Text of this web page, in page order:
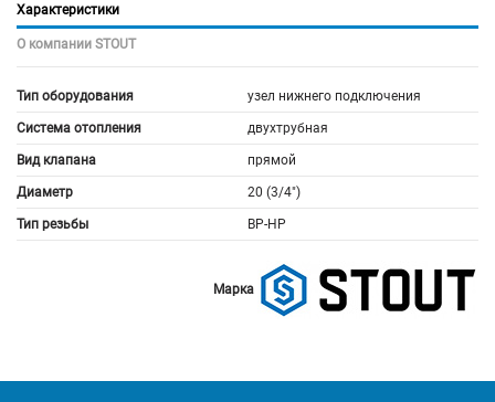
Характеристики
О компании STOUT
Тип оборудования узел нижнего подключения
Система отопления двухтрубная
Вид клапана прямой
Диаметр 20 (3/4")
Тип резьбы ВР-НР
Марка